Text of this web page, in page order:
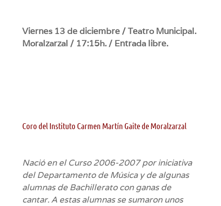
Viernes 13 de diciembre /Teatro Municipal.
Moralzarzal / 17:15h. / Entrada libre.
Coro del Instituto Carmen Martín Gaite de Moralzarzal
Nació en el Curso 2006-2007 por iniciativa
del Departamento de Música y de algunas
alumnas de Bachillerato con ganas de
cantar. A estas alumnas se sumaron unos